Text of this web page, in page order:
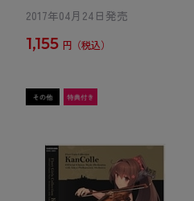
2017年04月24日発売
1,155 円